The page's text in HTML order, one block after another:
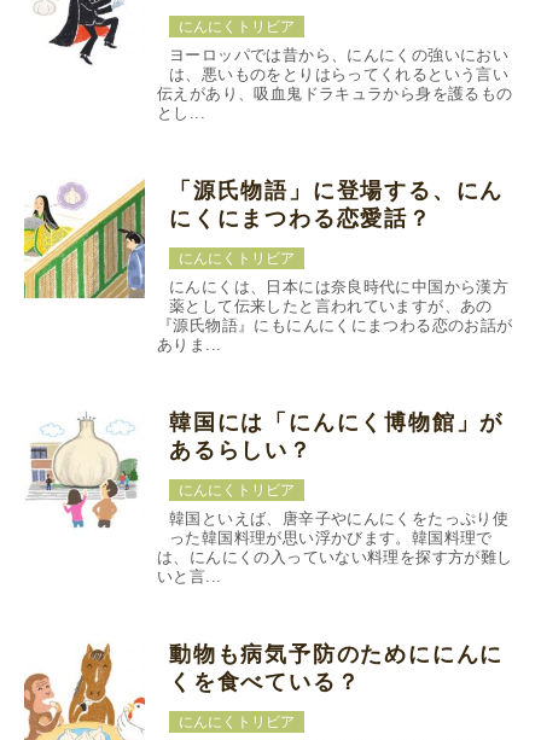
にんにくトリビア
ヨーロッパでは昔から、にんにくの強いにおい
は、悪いものをとりはらってくれるという言い
伝えがあり、吸血鬼ドラキュラから身を護るもの
とし...
「源氏物語」に登場する、にん
にくにまつわる恋愛話？
にんにくトリビア
にんにくは、日本には奈良時代に中国から漢方
薬として伝来したと言われていますが、あの
『源氏物語』にもにんにくにまつわる恋のお話が
ありま...
韓国には「にんにく博物館」が
あるらしい？
にんにくトリビア
韓国といえば、唐辛子やにんにくをたっぷり使
った韓国料理が思い浮かびます。韓国料理で
は、にんにくの入っていない料理を探す方が難し
いと言...
動物も病気予防のためににんに
くを食べている？
にんにくトリビア